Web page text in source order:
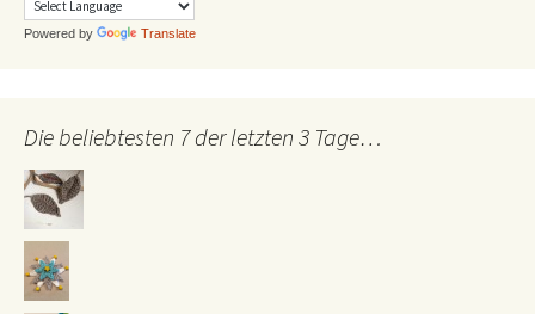
Powered by Translate
Die beliebtesten 7 der letzten 3 Tage…